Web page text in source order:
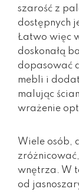
szarość z
dostępnych
Łatwo więc
doskonałą
dopasować
mebli i
malując
wrażenie
Wiele osób,
wnętrza. W
od